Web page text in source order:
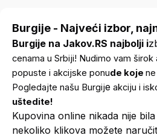
Burgije - Najveći izbor,
Burgije na Jakov.RS najbolji i
cenama u Srbiji! Nudimo vam
popuste i akcijske ponude koje
Pogledajte našu Burgije akciju i
uštedite!
Kupovina online nikada nije
nekoliko klikova možete